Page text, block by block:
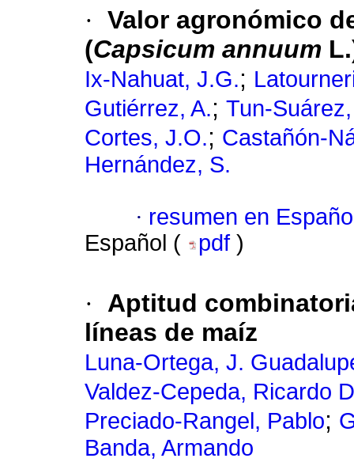
· Valor agronómico
(Capsicum annuum
Ix-Nahuat, J.G.;
Gutiérrez, A.; Tun-
Cortes, J.O.; Castañón-
Hernández, S.
· resumen en
Español (
pdf )
·
Aptitud
líneas de maíz
Luna-Ortega, J.
Valdez-Cepeda, Ricardo
Preciado-Rangel, Pablo;
Banda, Armando